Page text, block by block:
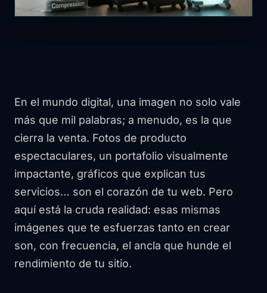
En el mundo digital, una imagen no solo vale
más que mil palabras; a menudo, es la que
cierra la venta. Fotos de producto
espectaculares, un portafolio visualmente
impactante, gráficos que explican tus
servicios… son el corazón de tu web. Pero
aquí está la cruda realidad: esas mismas
imágenes que te esfuerzas tanto en crear
son, con frecuencia, el ancla que hunde el
rendimiento de tu sitio.